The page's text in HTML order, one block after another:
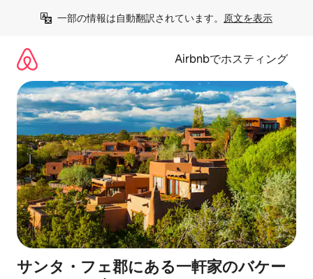
一部の情報は自動翻訳されています。 原文を表示
Airbnbでホスティング
サンタ・フェ郡にある一軒家のバケー